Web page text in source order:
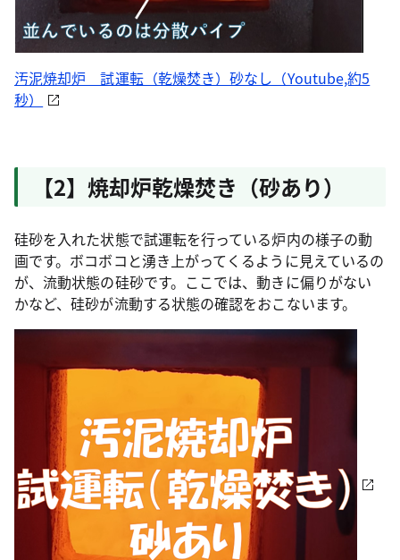
汚泥焼却炉 試運転（乾燥焚き）砂なし（Youtube,約5
秒）
【2】焼却炉乾燥焚き（砂あり）
硅砂を入れた状態で試運転を行っている炉内の様子の動
画です。ボコボコと湧き上がってくるように見えているの
が、流動状態の硅砂です。ここでは、動きに偏りがない
かなど、硅砂が流動する状態の確認をおこないます。